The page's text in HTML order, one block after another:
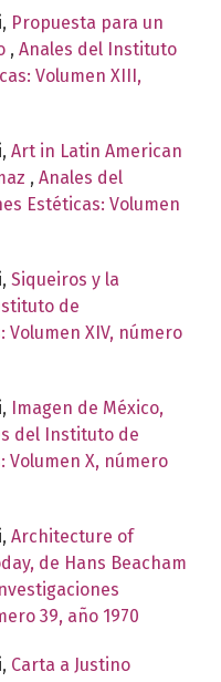
Propuesta para un
, Anales del Instituto
Volumen XIII,
Art in Latin American
, Anales del
Estéticas: Volumen
Siqueiros y la
de
XIV, número
Imagen de México,
del Instituto de
Volumen X, número
Architecture of
de Hans Beacham
39, año 1970
Carta a Justino